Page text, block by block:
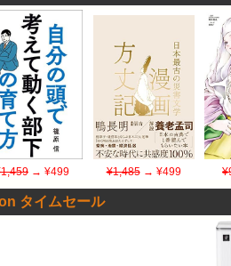
→ ¥499 ¥1,485→ ¥499
タイムセール